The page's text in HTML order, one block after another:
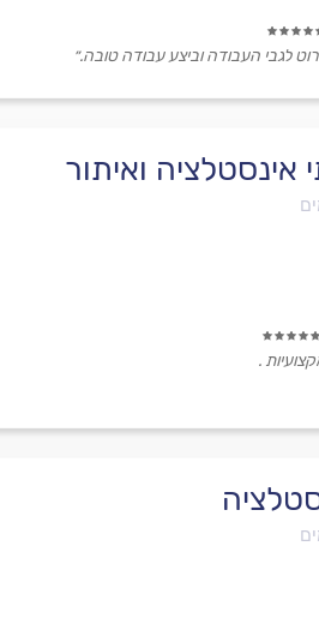
לגבי העבודה וביצע עבודה טובה.״
אינסטלציה ואיתור
.